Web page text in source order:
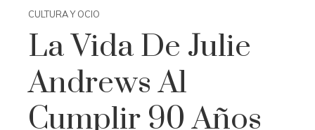
CULTURA Y OCIO
La Vida De Julie
Andrews Al
Cumplir 90 Años